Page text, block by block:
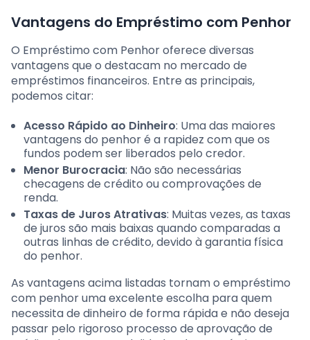
Vantagens do Empréstimo com Penhor
O Empréstimo com Penhor oferece diversas
vantagens que o destacam no mercado de
empréstimos financeiros. Entre as principais,
podemos citar:
Acesso Rápido ao Dinheiro: Uma das maiores
vantagens do penhor é a rapidez com que os
fundos podem ser liberados pelo credor.
Menor Burocracia: Não são necessárias
checagens de crédito ou comprovações de
renda.
Taxas de Juros Atrativas: Muitas vezes, as taxas
de juros são mais baixas quando comparadas a
outras linhas de crédito, devido à garantia física
do penhor.
As vantagens acima listadas tornam o empréstimo
com penhor uma excelente escolha para quem
necessita de dinheiro de forma rápida e não deseja
passar pelo rigoroso processo de aprovação de